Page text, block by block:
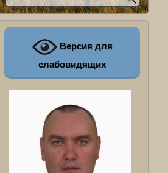
Версия для
слабовидящих